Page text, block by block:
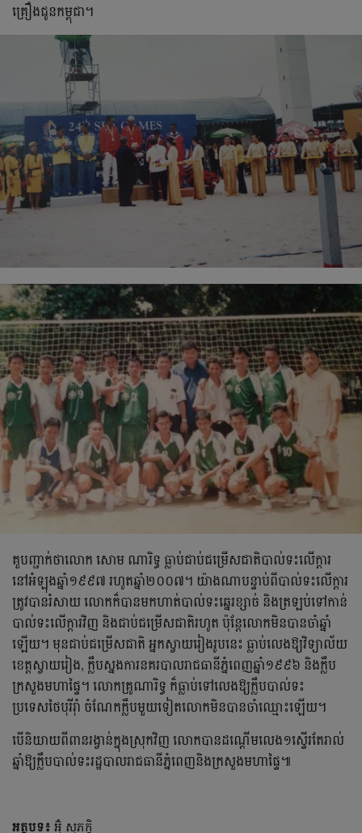
គ្រឿង​ជូន​កម្ពុជា​។
គួបញ្ជាក់ថាលោក សោម ណារិទ្ធ ធ្លាប់ជាប់ជម្រើសជាតិបាល់ទះលើក្ដារ
នៅអំឡុងឆ្នាំ១៩៩៧ រហូតឆ្នាំ២០០៧។​ យ៉ាងណាបន្ទាប់ពីបាល់ទះលើក្ដារ
ត្រូវបានរំសាយ លោកក៏បានមកហាត់បាល់ទះឆ្នេរខ្សាច់ និងត្រឡប់ទៅកាន់
បាល់ទះលើក្ដារវិញ និងជាប់ជម្រើសជាតិរហូត ប៉ុន្តែលោកមិនបានចាំឆ្នាំ
ឡើយ។ មុនជាប់ជម្រើសជាតិ អ្នកស្វាយរៀងរូបនេះ ធ្លាប់លេង​ឱ្យ​វិទ្យាល័យ​
ខេត្តស្វាយរៀង, ក្លឹបស្នងការនគរបាលរាជធានីភ្នំពេញឆ្នាំ១៩៩៦ និងក្លឹប
ក្រសួងមហាផ្ទៃ។ លោកគ្រូណារិទ្ធ ក៏ធ្លាប់ទៅលេងឱ្យក្លឹបបាល់ទះ
ប្រទេសថៃបុរីរ៉ាំ ចំណែកក្លឹបមួយទៀតលោកមិនបានចាំឈ្មោះឡើយ។
បើនិយាយពីពានរង្វាន់ក្នុងស្រុកវិញ លោកបានដណ្ដើមលេង១ស្ទើរតែរាល់
ឆ្នាំឱ្យក្លឹបបាល់ទះ​រដ្ឋបាល​រាជធានី​ភ្នំពេញនិងក្រសួងមហាផ្ទៃ៕
អត្ថបទ៖ អ៊ុំ សុភក្តិ